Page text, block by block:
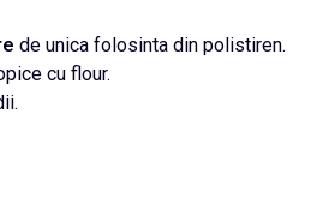
de unica folosinta din polistiren.
cu flour.